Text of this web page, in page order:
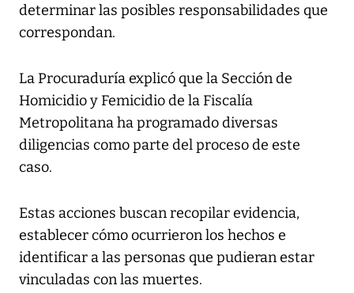
determinar las posibles responsabilidades que
correspondan.
La Procuraduría explicó que la Sección de
Homicidio y Femicidio de la Fiscalía
Metropolitana ha programado diversas
diligencias como parte del proceso de este
caso.
Estas acciones buscan recopilar evidencia,
establecer cómo ocurrieron los hechos e
identificar a las personas que pudieran estar
vinculadas con las muertes.